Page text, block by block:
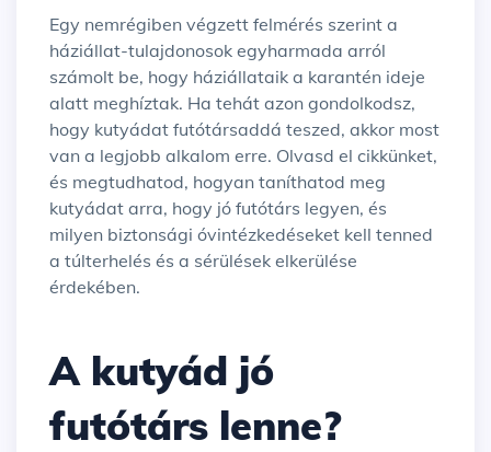
Egy nemrégiben végzett felmérés szerint a
háziállat-tulajdonosok egyharmada arról
számolt be, hogy háziállataik a karantén ideje
alatt meghíztak. Ha tehát azon gondolkodsz,
hogy kutyádat futótársaddá teszed, akkor most
van a legjobb alkalom erre. Olvasd el cikkünket,
és megtudhatod, hogyan taníthatod meg
kutyádat arra, hogy jó futótárs legyen, és
milyen biztonsági óvintézkedéseket kell tenned
a túlterhelés és a sérülések elkerülése
érdekében.
A kutyád jó
futótárs lenne?